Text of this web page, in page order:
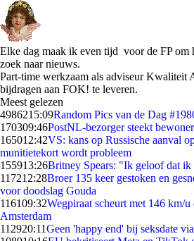
Elke dag maak ik even tijd voor de FP om
zoek naar nieuws.
Part-time werkzaam als adviseur Kwaliteit
bijdragen aan FOK! te leveren.
Meest gelezen
4986215:09Random Pics van de Dag
170309:46PostNL-bezorger steekt
165012:42VS: kans op Russische aanval
munitietekort wordt probleem
155913:26Britney Spears: "Ik geloof dat ik
117212:28Broer 135 keer gestoken en
voor doodslag Gouda
116109:32Wegpiraat scheurt met 146 km/
Amsterdam
112920:11Geen 'happy end' bij seksdate